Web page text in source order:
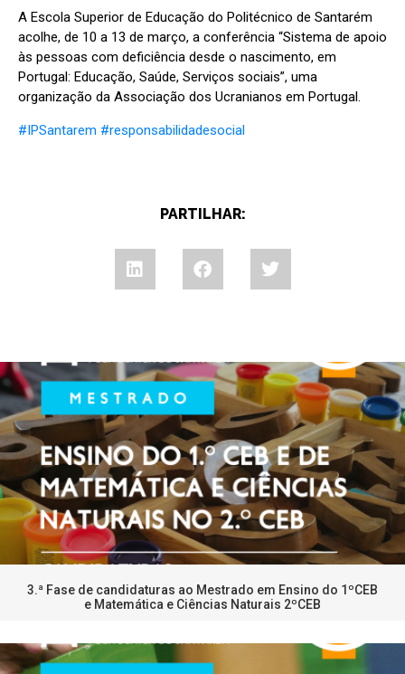
A Escola Superior de Educação do Politécnico de Santarém
acolhe, de 10 a 13 de março, a conferência “Sistema de apoio
às pessoas com deficiência desde o nascimento, em
Portugal: Educação, Saúde, Serviços sociais”, uma
organização da Associação dos Ucranianos em Portugal.
#IPSantarem #responsabilidadesocial
PARTILHAR:
3.ª Fase de candidaturas ao Mestrado em Ensino do 1ºCEB
e Matemática e Ciências Naturais 2ºCEB